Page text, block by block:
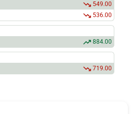
549.00
536.00
884.00
719.00